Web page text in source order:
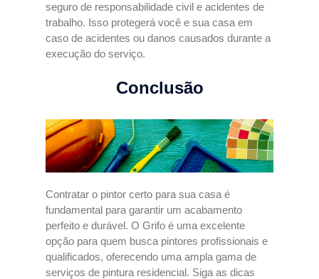
seguro de responsabilidade civil e acidentes de
trabalho. Isso protegerá você e sua casa em
caso de acidentes ou danos causados durante a
execução do serviço.
Conclusão
Contratar o pintor certo para sua casa é
fundamental para garantir um acabamento
perfeito e durável. O Grifo é uma excelente
opção para quem busca pintores profissionais e
qualificados, oferecendo uma ampla gama de
serviços de pintura residencial. Siga as dicas